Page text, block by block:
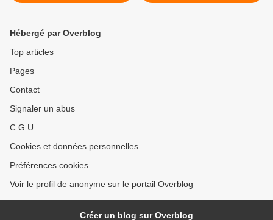
Hébergé par Overblog
Top articles
Pages
Contact
Signaler un abus
C.G.U.
Cookies et données personnelles
Préférences cookies
Voir le profil de anonyme sur le portail Overblog
Créer un blog sur Overblog